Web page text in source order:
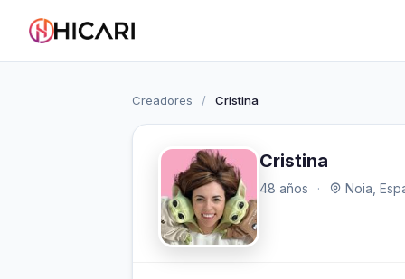
Creadores / Cristina
Cristina
48 años · Noia,